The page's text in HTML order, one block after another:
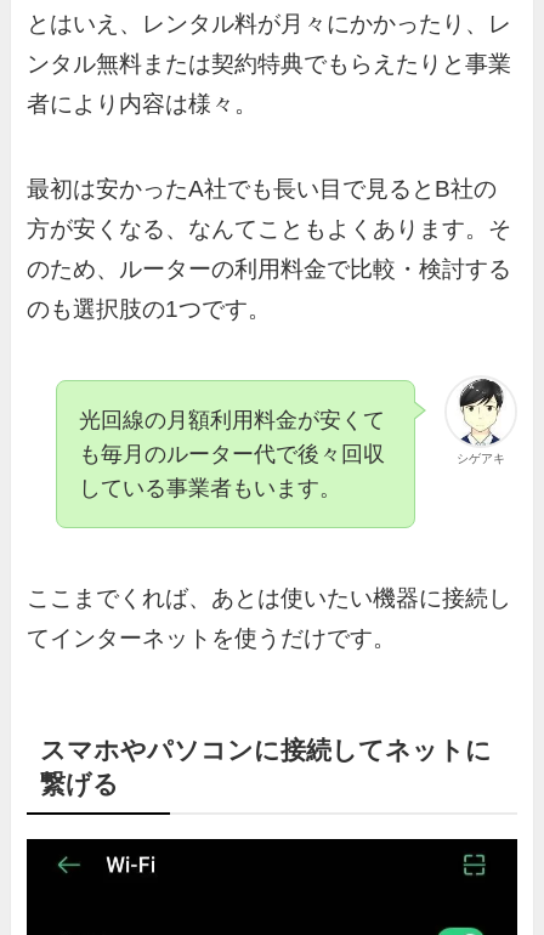
とはいえ、レンタル料が月々にかかったり、レ
ンタル無料または契約特典でもらえたりと事業
者により内容は様々。
最初は安かったA社でも長い目で見るとB社の
方が安くなる、なんてこともよくあります。そ
のため、ルーターの利用料金で比較・検討する
のも選択肢の1つです。
シゲアキ
光回線の月額利用料金が安くて
も毎月のルーター代で後々回収
している事業者もいます。
ここまでくれば、あとは使いたい機器に接続し
てインターネットを使うだけです。
スマホやパソコンに接続してネットに
繋げる